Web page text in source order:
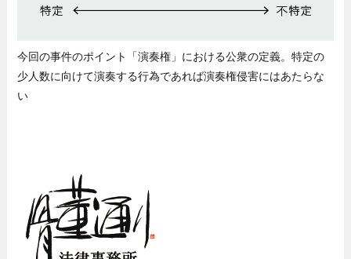
今回の事件のポイント「演奏権」における公衆の定義。特定の
少人数に向けて演奏する行為であれば演奏権侵害にはあたらな
い